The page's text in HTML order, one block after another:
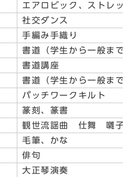
エアロビック、ストレッ
社交ダンス
手編み手織り
書道（学生から一般まで
書道講座
書道（学生から一般まで
パッチワークキルト
篆刻、篆書
観世流謡曲 仕舞 囃子
毛筆、かな
俳句
大正琴演奏